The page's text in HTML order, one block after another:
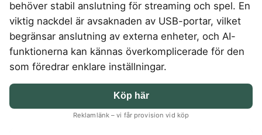
Elvisp
Gjutjärnsgryta
Glassmaskin
Kaffebryggare
Kaffemaskin
Knivslip
Gasol
Skärbräda
Smashjärn
Stekbord
Gaming Tangentbord
Gamingbord
Gamingmus
Gamingstol
LJUD & BILD
Bluetooth högtalare
Trådlösa hörlurar
TV 50 tum
TV Abonnemang
Berberine
C vitamin
Kollagen
Kosttillskott klimakteriet
Magnesium
NMN
Probiotika
Proteinpulver
Testosteron tillskott
SPORT
Driver
Golfklocka
Golfset
Träningsklocka dam
Nedgrävd studsmatta
Oval studsmatta
Rektangulär studsmatta
Stor studsmatta
Studsmatta
behöver stabil anslutning för streaming och spel. En
viktig nackdel är avsaknaden av USB-portar, vilket
begränsar anslutning av externa enheter, och AI-
funktionerna kan kännas överkomplicerade för den
som föredrar enklare inställningar.
Köp här
Reklamlänk – vi får provision vid köp